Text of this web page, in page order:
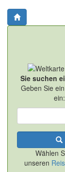
Sie suchen
Geben Sie ein
ein:
Wählen
unseren